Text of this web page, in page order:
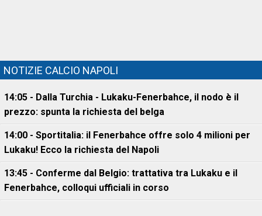
NOTIZIE CALCIO NAPOLI
14:05 - Dalla Turchia - Lukaku-Fenerbahce, il nodo è il
prezzo: spunta la richiesta del belga
14:00 - Sportitalia: il Fenerbahce offre solo 4 milioni per
Lukaku! Ecco la richiesta del Napoli
13:45 - Conferme dal Belgio: trattativa tra Lukaku e il
Fenerbahce, colloqui ufficiali in corso